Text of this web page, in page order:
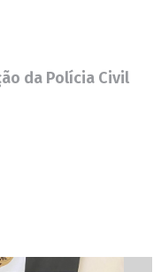
da Polícia Civil